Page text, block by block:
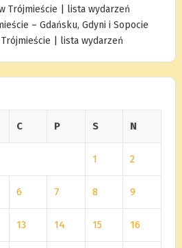
Trójmieście | lista wydarzeń
– Gdańsku, Gdyni i Sopocie
| lista wydarzeń
C P S N
1 2
6 7 8 9
13 14 15 16